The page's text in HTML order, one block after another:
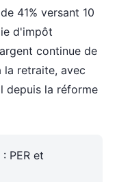
41% versant 10
d'impôt
continue de
la retraite, avec
depuis la réforme
PER et